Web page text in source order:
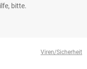
bitte.
Viren/Sicherheit